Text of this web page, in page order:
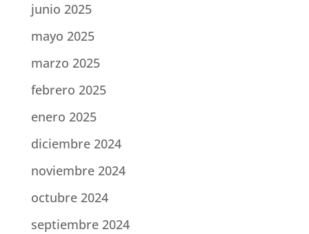
junio 2025
mayo 2025
marzo 2025
febrero 2025
enero 2025
diciembre 2024
noviembre 2024
octubre 2024
septiembre 2024